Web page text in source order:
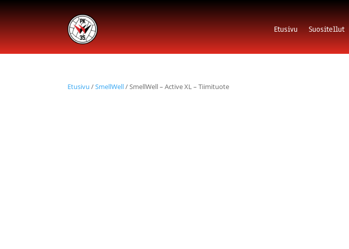
Etusivu Suositellut
Etusivu /SmellWell/ SmellWell – Active XL – Tiimituote